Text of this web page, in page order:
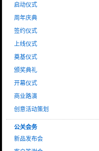
启动仪式
周年庆典
签约仪式
上线仪式
奠基仪式
颁奖典礼
开幕仪式
商业路演
创意活动策划
公关会务
新品发布会